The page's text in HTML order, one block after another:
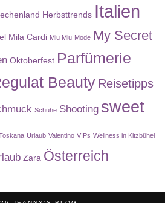
Herbsttrends Italien
Mila Cardi Miu Miu Mode My Secret
Oktoberfest Parfümerie
Beauty Reisetipps
Schuhe Shooting sweet
Urlaub Valentino VIPs Wellness in Kitzbühel
Zara Österreich